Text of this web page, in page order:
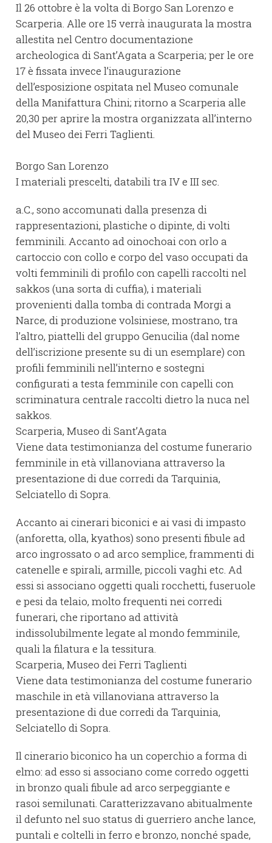
Il 26 ottobre è la volta di Borgo San Lorenzo e
Scarperia. Alle ore 15 verrà inaugurata la mostra
allestita nel Centro documentazione
archeologica di Sant’Agata a Scarperia; per le ore
17 è fissata invece l’inaugurazione
dell’esposizione ospitata nel Museo comunale
della Manifattura Chini; ritorno a Scarperia alle
20,30 per aprire la mostra organizzata all’interno
del Museo dei Ferri Taglienti.
Borgo San Lorenzo
I materiali prescelti, databili tra IV e III sec.
a.C., sono accomunati dalla presenza di
rappresentazioni, plastiche o dipinte, di volti
femminili. Accanto ad oinochoai con orlo a
cartoccio con collo e corpo del vaso occupati da
volti femminili di profilo con capelli raccolti nel
sakkos (una sorta di cuffia), i materiali
provenienti dalla tomba di contrada Morgi a
Narce, di produzione volsiniese, mostrano, tra
l’altro, piattelli del gruppo Genucilia (dal nome
dell’iscrizione presente su di un esemplare) con
profili femminili nell’interno e sostegni
configurati a testa femminile con capelli con
scriminatura centrale raccolti dietro la nuca nel
sakkos.
Scarperia, Museo di Sant’Agata
Viene data testimonianza del costume funerario
femminile in età villanoviana attraverso la
presentazione di due corredi da Tarquinia,
Selciatello di Sopra.
Accanto ai cinerari biconici e ai vasi di impasto
(anforetta, olla, kyathos) sono presenti fibule ad
arco ingrossato o ad arco semplice, frammenti di
catenelle e spirali, armille, piccoli vaghi etc. Ad
essi si associano oggetti quali rocchetti, fuseruole
e pesi da telaio, molto frequenti nei corredi
funerari, che riportano ad attività
indissolubilmente legate al mondo femminile,
quali la filatura e la tessitura.
Scarperia, Museo dei Ferri Taglienti
Viene data testimonianza del costume funerario
maschile in età villanoviana attraverso la
presentazione di due corredi da Tarquinia,
Selciatello di Sopra.
Il cinerario biconico ha un coperchio a forma di
elmo: ad esso si associano come corredo oggetti
in bronzo quali fibule ad arco serpeggiante e
rasoi semilunati. Caratterizzavano abitualmente
il defunto nel suo status di guerriero anche lance,
puntali e coltelli in ferro e bronzo, nonché spade,